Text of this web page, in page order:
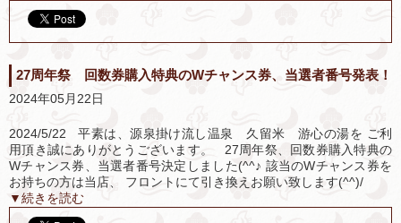
27周年祭 回数券購入特典のWチャンス券、当選者番号発表！
2024年05月22日
2024/5/22 平素は、源泉掛け流し温泉 久留米 游心の湯を ご利
用頂き誠にありがとうございます。 27周年祭、回数券購入特典の
Wチャンス券、当選者番号決定しました(^^♪ 該当のWチャンス券を
お持ちの方は当店、 フロントにて引き換えお願い致します(^^)/
▼続きを読む